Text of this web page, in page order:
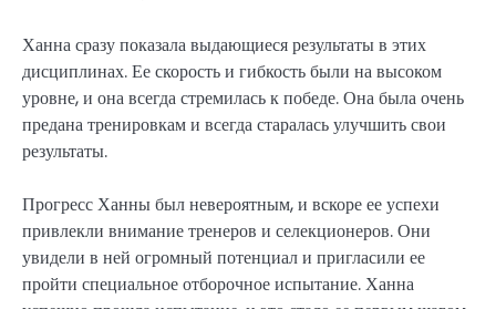
Ханна сразу показала выдающиеся результаты в этих
дисциплинах. Ее скорость и гибкость были на высоком
уровне, и она всегда стремилась к победе. Она была очень
предана тренировкам и всегда старалась улучшить свои
результаты.
Прогресс Ханны был невероятным, и вскоре ее успехи
привлекли внимание тренеров и селекционеров. Они
увидели в ней огромный потенциал и пригласили ее
пройти специальное отборочное испытание. Ханна